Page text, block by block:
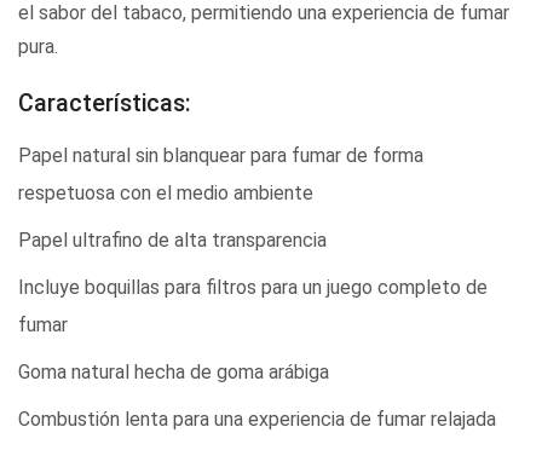
el sabor del tabaco, permitiendo una experiencia de fumar
pura.
Características:
Papel natural sin blanquear para fumar de forma
respetuosa con el medio ambiente
Papel ultrafino de alta transparencia
Incluye boquillas para filtros para un juego completo de
fumar
Goma natural hecha de goma arábiga
Combustión lenta para una experiencia de fumar relajada